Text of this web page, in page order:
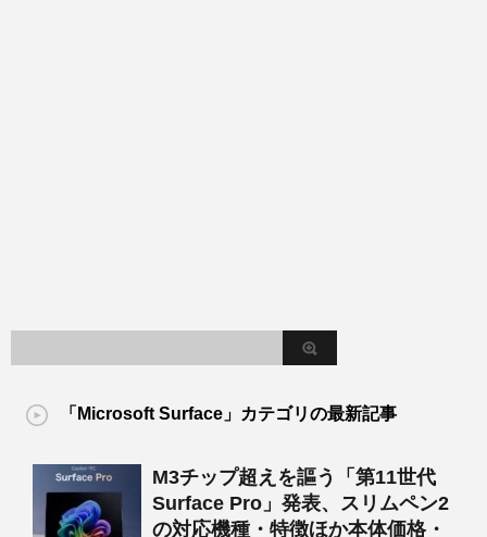
「Microsoft Surface」カテゴリの最新記事
M3チップ超えを謳う「第11世代
Surface Pro」発表、スリムペン2
の対応機種・特徴ほか本体価格・